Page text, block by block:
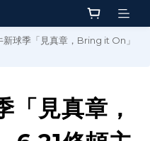
新球季「見真章，Bring it On」
「見真章，